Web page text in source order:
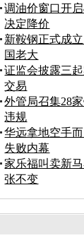
调油价窗口开
决定降价
新鞍钢正式成
国老大
证监会披露三
交易
外管局召集28
违规
华远拿地空手
失败内幕
家乐福叫卖新
张不变